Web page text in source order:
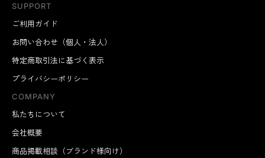
SUPPORT
ご利用ガイド
お問い合わせ（個人・法人）
特定商取引法に基づく表示
プライバシーポリシー
COMPANY
私たちについて
会社概要
商品掲載相談（ブランド様向け）